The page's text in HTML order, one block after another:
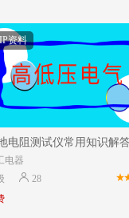
资料
电阻测试仪常用知识解
电器
28